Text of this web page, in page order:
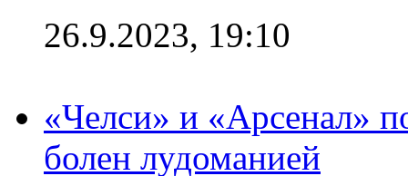
26.9.2023, 19:10
«Челси» и «Арсенал»
болен лудоманией